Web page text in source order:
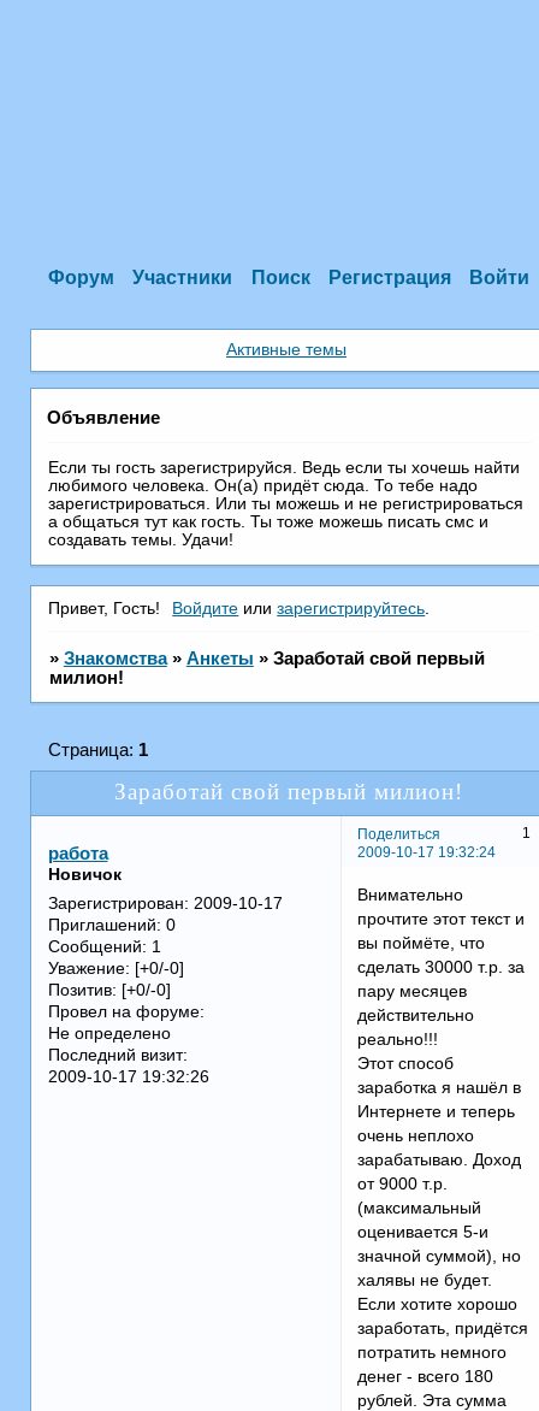
Форум Участники Поиск Регистрация Войти
Активные темы
Объявление
Если ты гость зарегистрируйся. Ведь если ты хочешь найти
любимого человека. Он(а) придёт сюда. То тебе надо
зарегистрироваться. Или ты можешь и не регистрироваться
а общаться тут как гость. Ты тоже можешь писать смс и
создавать темы. Удачи!
Привет, Гость! Войдите илизарегистрируйтесь
» Знакомства » Анкеты » Заработай свой первый
милион!
Заработай свой первый милион!
Страница: 1
Поделиться
1
2009-10-17 19:32:24
работа
Новичок
Зарегистрирован: 2009-10-17
Приглашений: 0
Сообщений: 1
Уважение: [+0/-0]
Позитив: [+0/-0]
Провел на форуме:
Не определено
Последний визит:
2009-10-17 19:32:26
Внимательно
прочтите этот текст и
вы поймёте, что
сделать 30000 т.р. за
пару месяцев
действительно
реально!!!
Этот способ
заработка я нашёл в
Интернете и теперь
очень неплохо
зарабатываю. Доход
от 9000 т.р.
(максимальный
оценивается 5-и
значной суммой), но
халявы не будет.
Если хотите хорошо
заработать, придётся
потратить немного
денег - всего 180
рублей. Эта сумма